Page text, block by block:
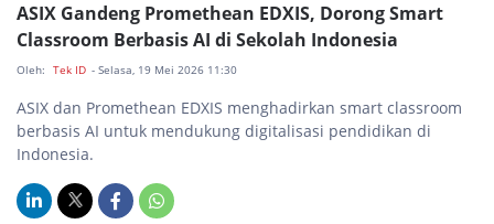
ASIX Gandeng Promethean EDXIS, Dorong Smart
Classroom Berbasis AI di Sekolah Indonesia
Oleh: Tek ID - Selasa, 19 Mei 2026 11:30
ASIX dan Promethean EDXIS menghadirkan smart classroom
berbasis AI untuk mendukung digitalisasi pendidikan di
Indonesia.